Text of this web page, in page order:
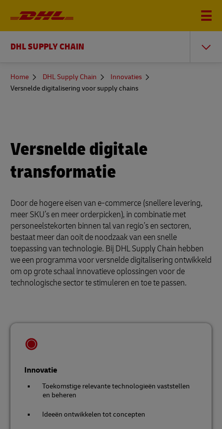
DHL SUPPLY CHAIN
You
here
Home DHL Supply Chain
Innovaties
Versnelde digitalisering voor supply chains
Versnelde digitale
transformatie
Door de hogere eisen van e-commerce (snellere levering,
meer SKU’s en meer orderpicken), in combinatie met
personeelstekorten binnen tal van regio’s en sectoren,
bestaat meer dan ooit de noodzaak van een snelle
toepassing van technologie. Bij DHL Supply Chain hebben
we een programma voor versnelde digitalisering ontwikkeld
om op grote schaal innovatieve oplossingen voor de
technologische sector te stimuleren en toe te passen.
Innovatie
Toekomstige relevante technologieën vaststellen
en beheren
Ideeën ontwikkelen tot concepten